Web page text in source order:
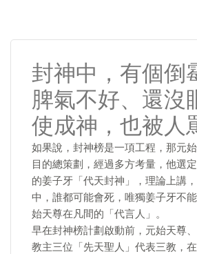
封神中，有個倒
脾氣不好、還沒
使成神，也被人
如果說，封神榜是一項工程，那元
目的總策劃，經過多方考量，他選定
的姜子牙「代天封神」，理論上講
中，誰都可能會死，唯獨姜子牙不
始天尊在凡間的「代言人」。
早在封神榜計劃啟動前，元始天尊
教主三位「先天聖人」代表三教，